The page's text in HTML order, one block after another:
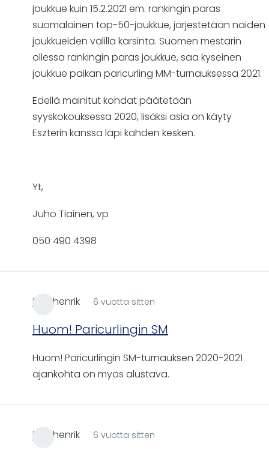
joukkue kuin 15.2.2021 em. rankingin paras
suomalainen top-50-joukkue, järjestetään näiden
joukkueiden välillä karsinta. Suomen mestarin
ollessa rankingin paras joukkue, saa kyseinen
joukkue paikan paricurling MM-turnauksessa 2021.
Edellä mainitut kohdat päätetään
syyskokouksessa 2020, lisäksi asia on käyty
Eszterin kanssa läpi kahden kesken.
Yt,
Juho Tiainen, vp
050 490 4398
juhohenrik 6 vuotta sitten
Huom! Paricurlingin SM
Huom! Paricurlingin SM-turnauksen 2020-2021
ajankohta on myös alustava.
juhohenrik 6 vuotta sitten